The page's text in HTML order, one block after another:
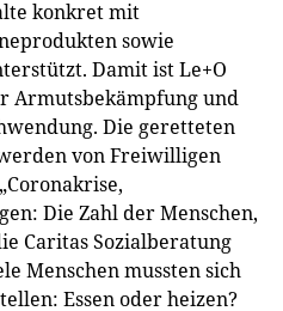
konkret mit
sowie
Damit ist Le+O
Armutsbekämpfung und
Die geretteten
von Freiwilligen
Die Zahl der Menschen,
Caritas Sozialberatung
Menschen mussten sich
Essen oder heizen?